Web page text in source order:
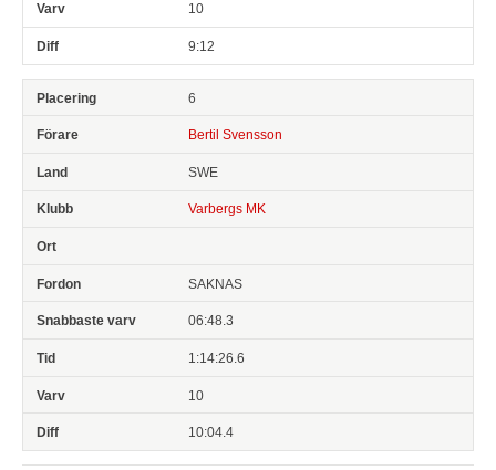
10
9:12
6
Bertil Svensson
SWE
Varbergs MK
SAKNAS
06:48.3
1:14:26.6
10
10:04.4